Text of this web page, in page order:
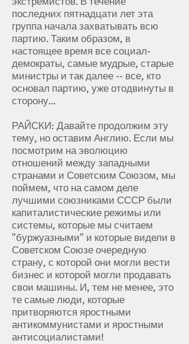
последних пятнадцати лет эта
группа начала захватывать всю
партию. Таким образом, в
настоящее время все социал-
демократы, самые мудрые, старые
министры и так далее -- все, кто
основал партию, уже отодвинуты в
сторону...
РАЙСКИ: Давайте продолжим эту
тему, но оставим Англию. Если мы
посмотрим на эволюцию
отношений между западными
странами и Советским Союзом, мы
поймем, что на самом деле
лучшими союзниками СССР были
капиталистические режимы или
системы, которые мы считаем
"буржуазными" и которые видели в
Советском Союзе очередную
страну, с которой они могли вести
бизнес и которой могли продавать
свои машины. И, тем не менее, это
те самые люди, которые
притворяются яростными
антикоммунистами и яростными
антисоциалистами!